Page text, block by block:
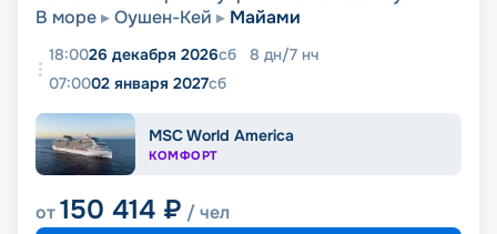
В море
Оушен-Кей Майами
18:0026 декабря 2026сб 8 дн/7 нч
07:0002 января 2027сб
MSC World America
КОМФОРТ
от150 414 ₽ / чел